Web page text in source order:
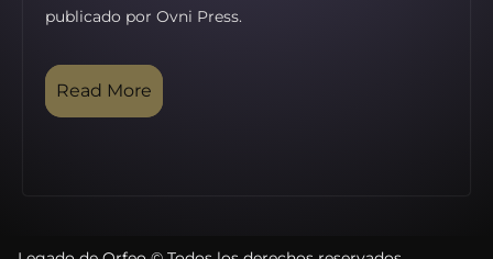
publicado por Ovni Press.
Read More